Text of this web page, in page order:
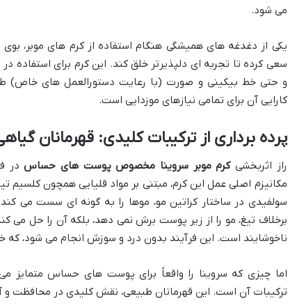
می شود.
یکی از دغدغه های همیشگی هنگام استفاده از کرم های موبر،
سعی کرده تا تجربه ای دلپذیرتر خلق کند. این کرم برای استفاده
و حتی خط بیکینی و صورت (با رعایت دستورالعمل های خاص)
کارایی آن برای تمامی نیازهای موزدایی است.
پرده برداری از ترکیبات کلیدی: قهرمانان
راز اثربخشیکرم موبر سروینا مخصوص پوست های حساسدر
مکانیزم اصلی عمل این کرم، مبتنی بر مواد قلیایی همچون
سولفیدی در ساختار کراتین مو، موها را به گونه ای سست می
برخلاف تیغ، مو را از زیر پوست برش نمی دهد، بلکه آن را حل می
ناخوشایند است. این فرآیند بدون درد و سوزش انجام می شود،
اما چیزی که سروینا را واقعاً برای پوست های حساس متمایز
ترکیبات آن است. این قهرمانان طبیعی، نقش کلیدی در محافظت